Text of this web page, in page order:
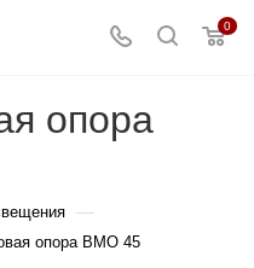
0
опора
—
опора ВМО 45